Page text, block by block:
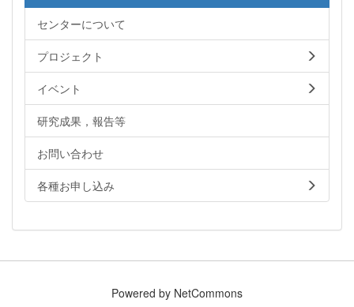
センターについて
プロジェクト
イベント
研究成果，報告等
お問い合わせ
各種お申し込み
Powered by NetCommons